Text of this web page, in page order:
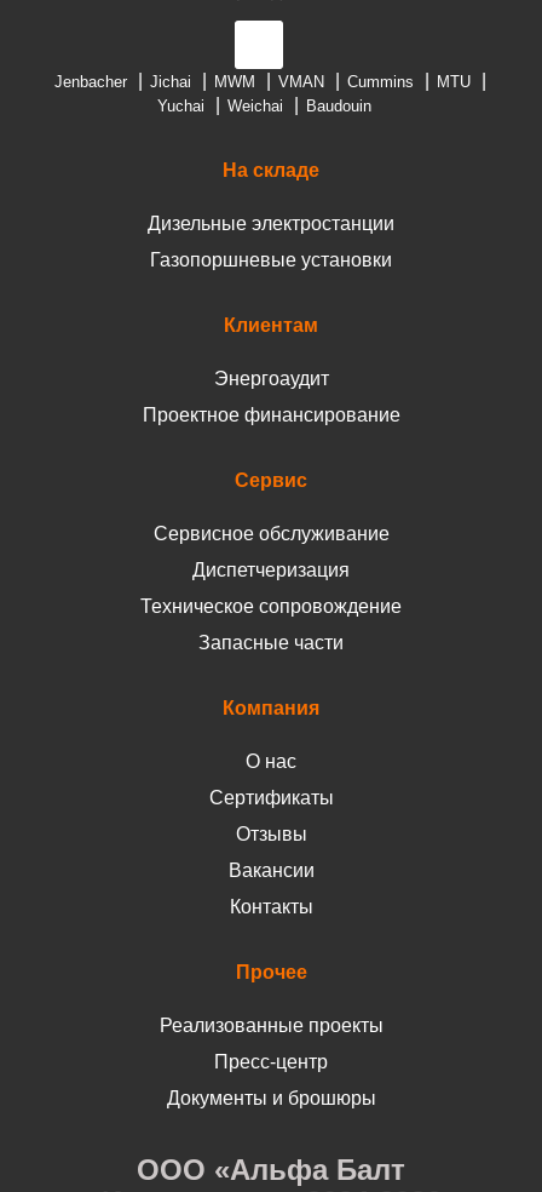
Jenbacher Jichai MWM VMAN Cummins
MTU
Yuchai
Weichai Baudouin
На складе
Дизельные электростанции
Газопоршневые установки
Клиентам
Энергоаудит
Проектное финансирование
Сервис
Сервисное обслуживание
Диспетчеризация
Техническое сопровождение
Запасные части
Компания
О нас
Сертификаты
Отзывы
Вакансии
Контакты
Прочее
Реализованные проекты
Пресс-центр
Документы и брошюры
ООО «Альфа Балт